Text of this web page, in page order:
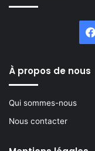
À propos de nous
Qui sommes-nous
Nous contacter